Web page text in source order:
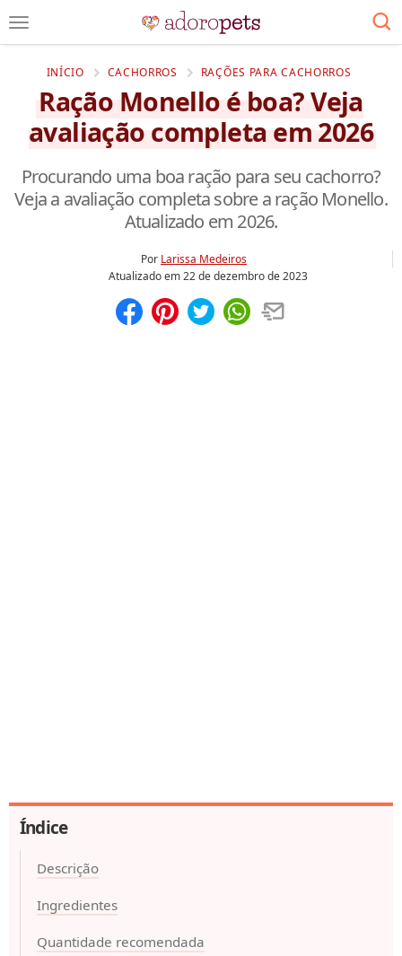
INÍCIO CACHORROS RAÇÕES PARA CACHORROS
Ração Monello é boa? Veja
avaliação completa em 2026
Procurando uma boa ração para seu cachorro?
Veja a avaliação completa sobre a ração Monello.
Atualizado em 2026.
Por Larissa Medeiros
Atualizado em22 de dezembro de 2023
Índice
Descrição
Ingredientes
Quantidade recomendada